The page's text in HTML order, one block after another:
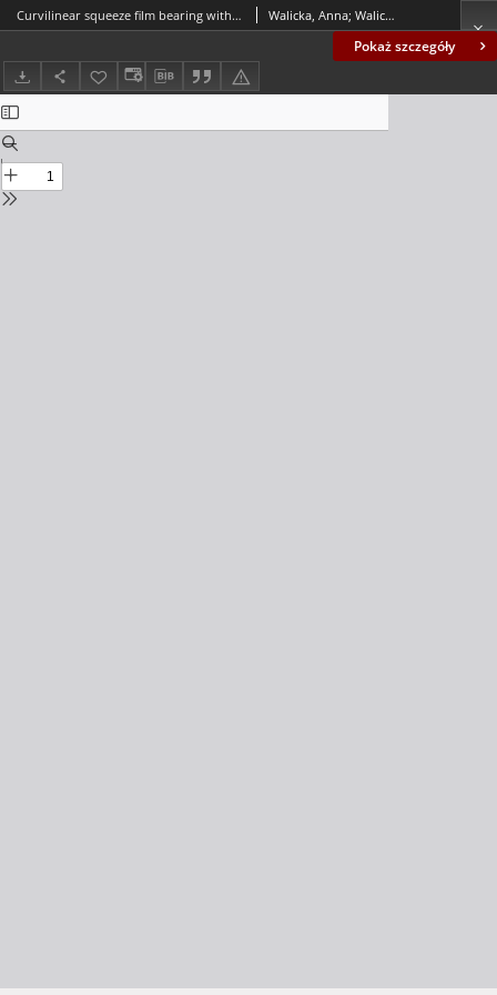
Pokaż szczegóły
Curvilinear squeeze film bearing with porous wall lubricated by a Rabinowitsch fluid Walicka, Anna; Walicki, Edward; Jurczak, Paweł; Falicki, Jarosław